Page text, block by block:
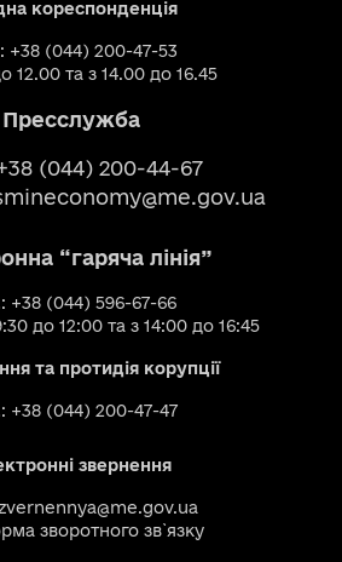
кореспонденція
+38 (044) 200-47-53
12.00 та з 14.00 до 16.45
Пресслужба
(044) 200-44-67
“гаряча лінія”
+38 (044) 596-67-66
до 12:00 та з 14:00 до 16:45
та протидія корупції
+38 (044) 200-47-47
звернення
зворотного зв`язку